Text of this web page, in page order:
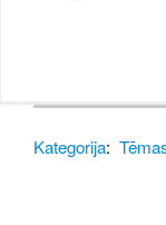
Kategorija: